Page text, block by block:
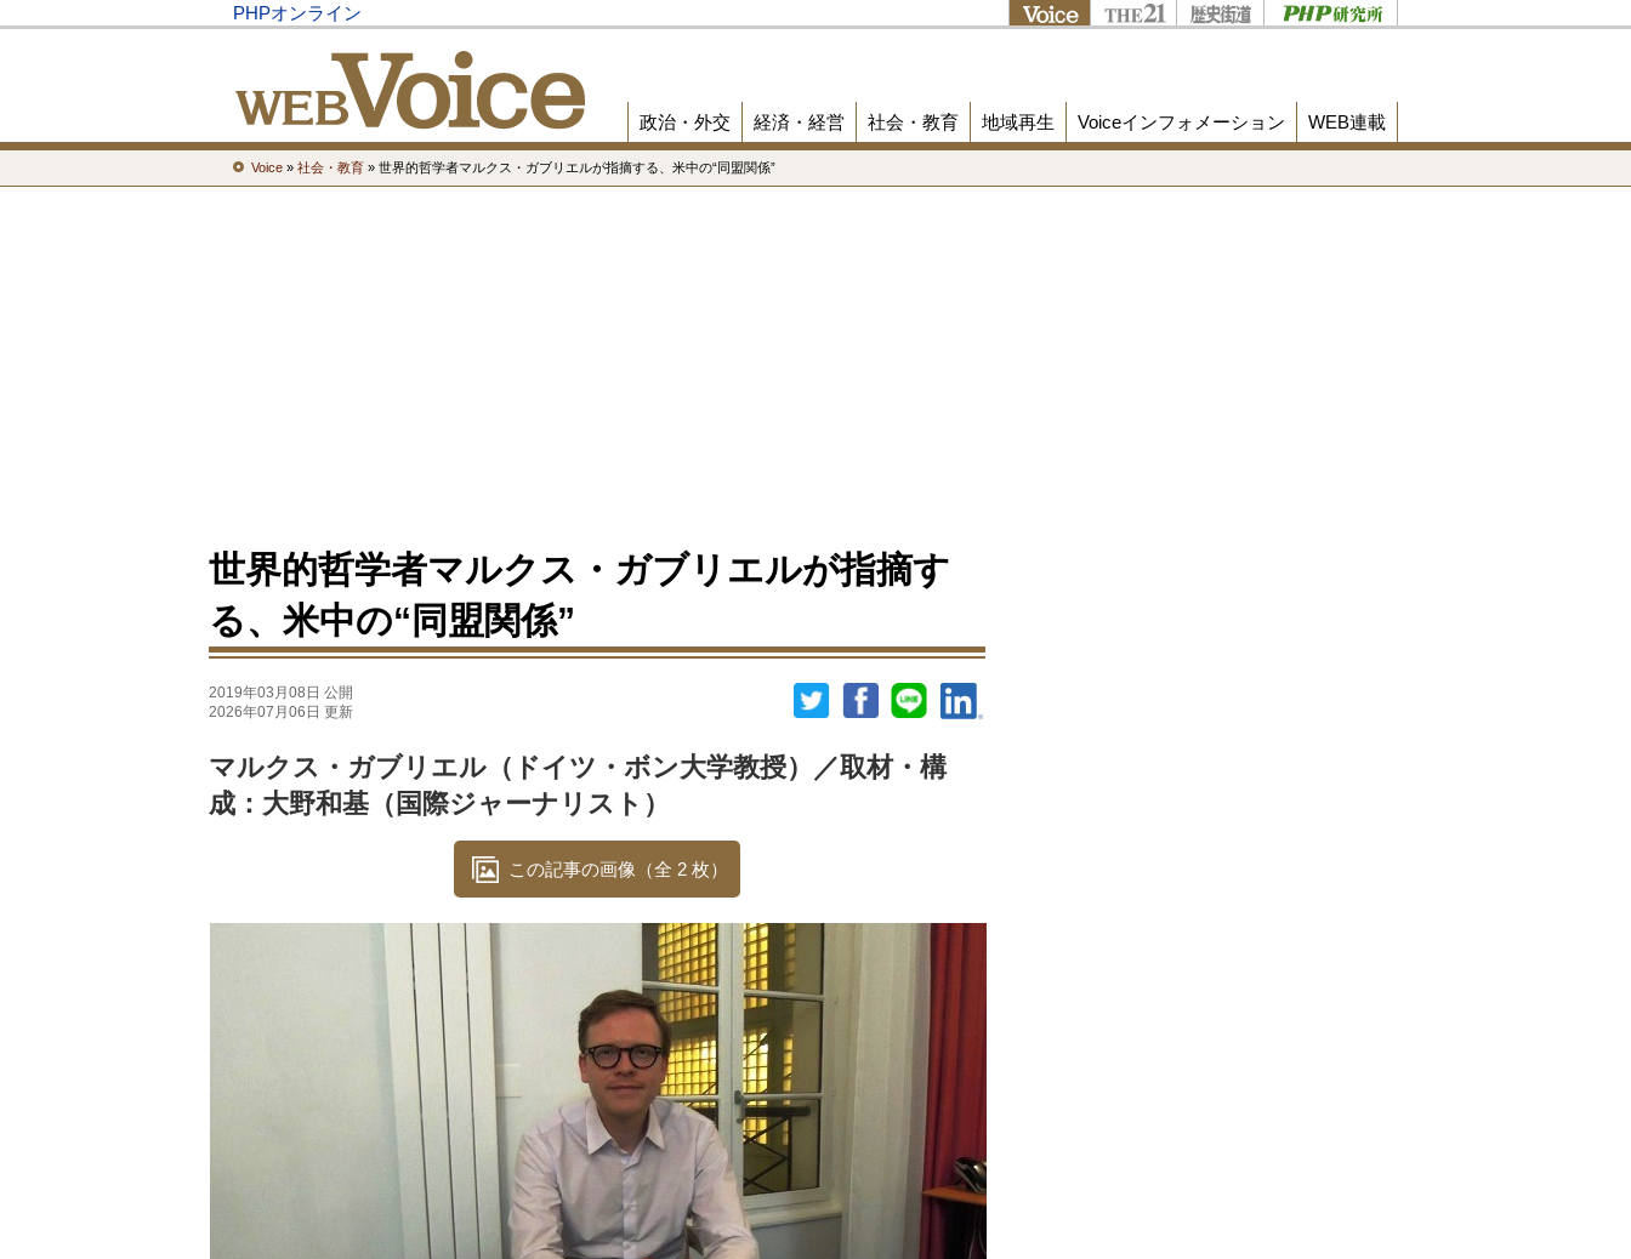
PHPオンライン
政治・外交 経済・経営 社会・教育 地域再生 Voiceインフォメーション WEB連載
Voice » 社会・教育 » 世界的哲学者マルクス・ガブリエルが指摘する、米中の“同盟関係”
世界的哲学者マルクス・ガブリエルが指摘す
る、米中の“同盟関係”
2019年03月08日 公開
2026年07月06日 更新
マルクス・ガブリエル（ドイツ・ボン大学教授）／取材・構
成：大野和基（国際ジャーナリスト）
この記事の画像（全 2 枚）